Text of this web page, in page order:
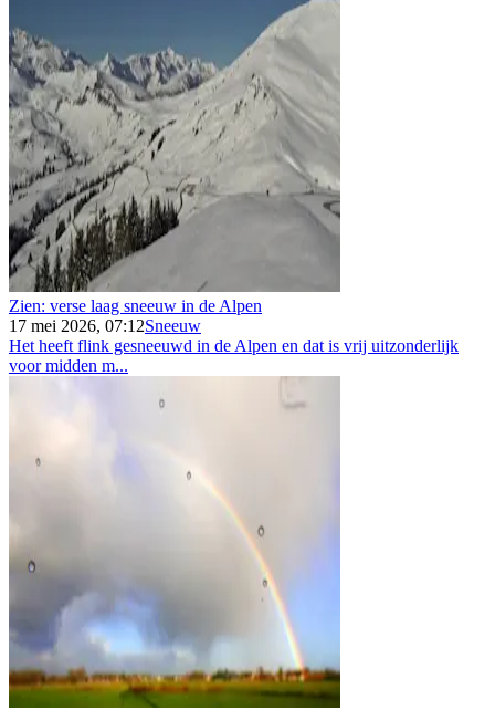
Zien: verse laag sneeuw in de Alpen
17 mei 2026, 07:12Sneeuw
Het heeft flink gesneeuwd in de Alpen en dat is vrij uitzonderlijk
voor midden m...